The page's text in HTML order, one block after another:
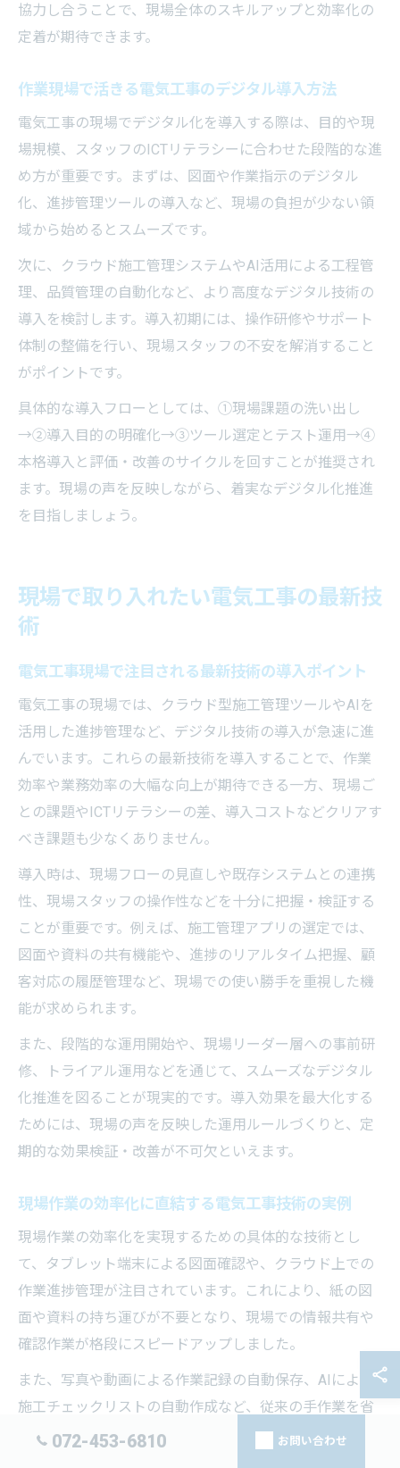
協力し合うことで、現場全体のスキルアップと効率化の
定着が期待できます。
作業現場で活きる電気工事のデジタル導入方法
電気工事の現場でデジタル化を導入する際は、目的や現
場規模、スタッフのICTリテラシーに合わせた段階的な進
め方が重要です。まずは、図面や作業指示のデジタル
化、進捗管理ツールの導入など、現場の負担が少ない領
域から始めるとスムーズです。
次に、クラウド施工管理システムやAI活用による工程管
理、品質管理の自動化など、より高度なデジタル技術の
導入を検討します。導入初期には、操作研修やサポート
体制の整備を行い、現場スタッフの不安を解消すること
がポイントです。
具体的な導入フローとしては、①現場課題の洗い出し
→②導入目的の明確化→③ツール選定とテスト運用→④
本格導入と評価・改善のサイクルを回すことが推奨され
ます。現場の声を反映しながら、着実なデジタル化推進
を目指しましょう。
現場で取り入れたい電気工事の最新技
術
電気工事現場で注目される最新技術の導入ポイント
電気工事の現場では、クラウド型施工管理ツールやAIを
活用した進捗管理など、デジタル技術の導入が急速に進
んでいます。これらの最新技術を導入することで、作業
効率や業務効率の大幅な向上が期待できる一方、現場ご
との課題やICTリテラシーの差、導入コストなどクリアす
べき課題も少なくありません。
導入時は、現場フローの見直しや既存システムとの連携
性、現場スタッフの操作性などを十分に把握・検証する
ことが重要です。例えば、施工管理アプリの選定では、
図面や資料の共有機能や、進捗のリアルタイム把握、顧
客対応の履歴管理など、現場での使い勝手を重視した機
能が求められます。
また、段階的な運用開始や、現場リーダー層への事前研
修、トライアル運用などを通じて、スムーズなデジタル
化推進を図ることが現実的です。導入効果を最大化する
ためには、現場の声を反映した運用ルールづくりと、定
期的な効果検証・改善が不可欠といえます。
現場作業の効率化に直結する電気工事技術の実例
現場作業の効率化を実現するための具体的な技術とし
て、タブレット端末による図面確認や、クラウド上での
作業進捗管理が注目されています。これにより、紙の図
面や資料の持ち運びが不要となり、現場での情報共有や
確認作業が格段にスピードアップしました。
また、写真や動画による作業記録の自動保存、AIによる
施工チェックリストの自動作成など、従来の手作業を省
力化するツールも増えています。例えば、クラウド施工
072-453-6810 お問い合わせ